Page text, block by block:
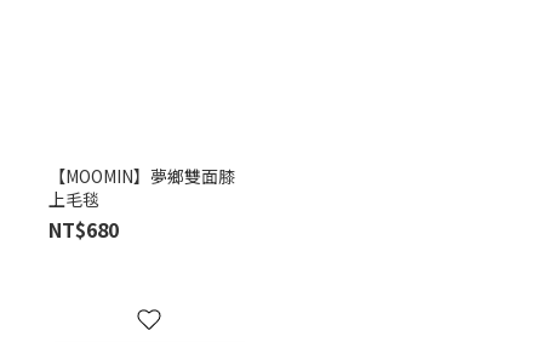
【MOOMIN】夢鄉雙面膝
上毛毯
NT$680